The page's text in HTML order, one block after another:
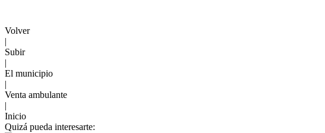
Volver
|
Subir
|
El municipio
|
Venta ambulante
|
Inicio
Quizá pueda interesarte: